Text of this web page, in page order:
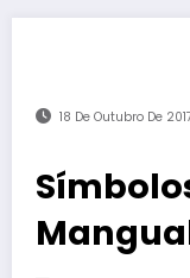
18 De Outubro De